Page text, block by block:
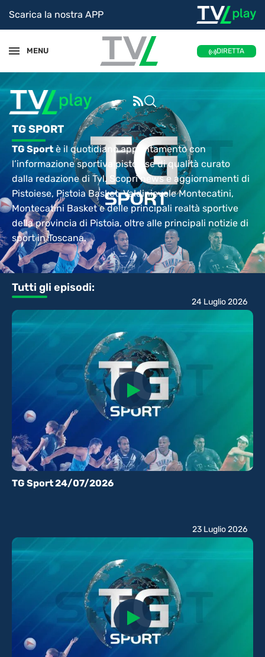
Scarica la nostra APP
MENU DIRETTA
TG SPORT
TG Sportè il quotidiano appuntamento con
l’informazione sportiva pistoiese di qualità curato
dalla redazione di Tvl. Scopri news e aggiornamenti di
Pistoiese, Pistoia Basket, Valdinievole Montecatini,
Montecatini Basket e delle principali realtà sportive
della provincia di Pistoia, oltre alle principali notizie di
sport in Toscana.
Tutti gli episodi:
TG Sport 24/07/2026
24 Luglio 2026
23 Luglio 2026